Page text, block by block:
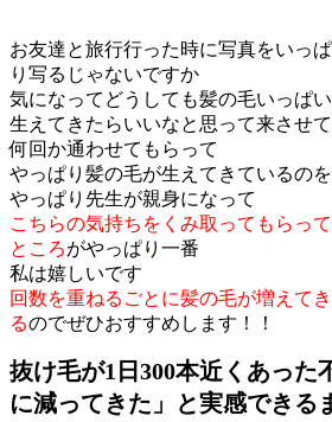
お友達と旅行行った時に写真をいっ
り写るじゃないですか
気になってどうしても髪の毛いっぱい
生えてきたらいいなと思って来させ
何回か通わせてもらって
やっぱり髪の毛が生えてきているの
やっぱり先生が親身になって
こちらの気持ちをくみ取ってもらっ
ところがやっぱり一番
私は嬉しいです
回数を重ねるごとに髪の毛が増えて
るのでぜひおすすめします！！
抜け毛が1日300本近くあった
に減ってきた」と実感できる